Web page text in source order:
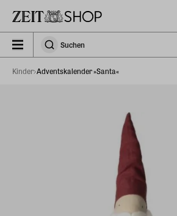
SuchenSuchen
Kinder Adventskalender »Santa«